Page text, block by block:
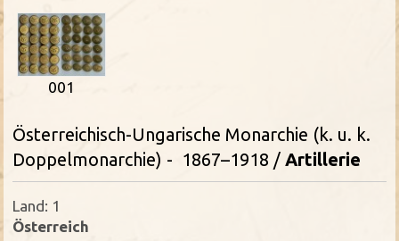
001
Österreichisch-Ungarische Monarchie (k. u. k.
Doppelmonarchie) - 1867–1918 /Artillerie
Land: 1
Österreich